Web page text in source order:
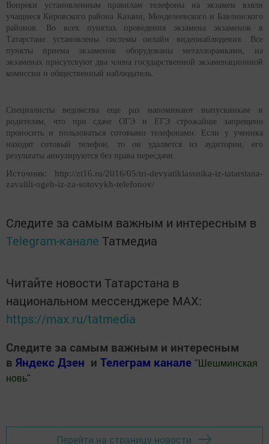
Вопреки установленным правилам телефоны на экзамен взяли
учащиеся Кировского района Казани, Менделеевского и Бавлинского
районов. Во всех пунктах проведения экзамена экзаменов в
Татарстане установлены системы онлайн видеонаблюдения. Все
пункты приема экзаменов оборудованы металлорамками, на
экзаменах присутсвуют два члена государственной экзаменационной
комиссии и общественный наблюдатель.
Специалисты ведомства еще раз напоминают выпускникам и
родителям, что при сдаче ОГЭ и ЕГЭ строжайше запрещено
проносить и пользоваться сотовыми телефонами. Если у ученика
находят сотовый телефон, то он удаляется из аудитории, его
результаты аннулируются без права пересдачи.
Источник: http://zt16.ru/2016/05/tri-devyatiklassnika-iz-tatarstana-
zavalili-ogeh-iz-za-sotovykh-telefonov/
Следите за самым важным и интересным в
Telegram-канале Татмедиа
Читайте новости Татарстана в
национальном мессенджере MАХ:
https://max.ru/tatmedia
Следите за самым важным и интересным
в Яндекс Дзен и Телеграм канале " Шешминская
новь"
Перейти на страницу новости